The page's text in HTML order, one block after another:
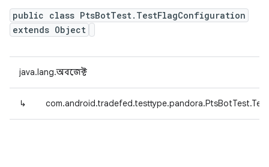
public class PtsBotTest.TestFlagConfiguration
extends Object
java.lang.অবজেক্ট
↳